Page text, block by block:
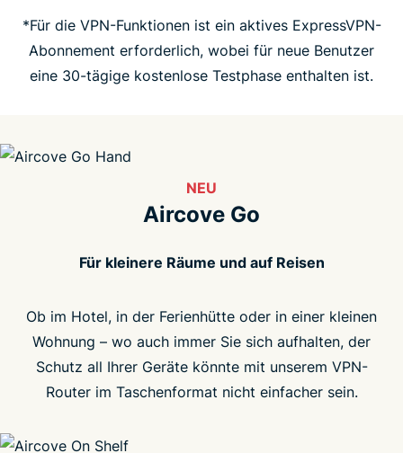
*Für die VPN-Funktionen ist ein aktives ExpressVPN-
Abonnement erforderlich, wobei für neue Benutzer
eine 30-tägige kostenlose Testphase enthalten ist.
NEU
Aircove Go
Für kleinere Räume und auf Reisen
Ob im Hotel, in der Ferienhütte oder in einer kleinen
Wohnung – wo auch immer Sie sich aufhalten, der
Schutz all Ihrer Geräte könnte mit unserem VPN-
Router im Taschenformat nicht einfacher sein.